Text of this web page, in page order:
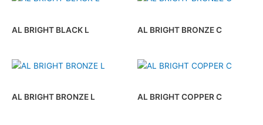
AL BRIGHT BLACK L AL BRIGHT BRONZE C
AL BRIGHT BRONZE L AL BRIGHT COPPER C